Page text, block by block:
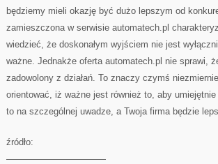
będziemy mieli okazję być dużo lepszym od
zamieszczona w serwisie automatech.pl
wiedzieć, że doskonałym wyjściem nie jest
ważne. Jednakże oferta automatech.pl nie sprawi,
zadowolony z działań. To znaczy czymś
orientować, iż ważne jest również to, aby
to na szczególnej uwadze, a Twoja firma będzie
źródło:
———————————